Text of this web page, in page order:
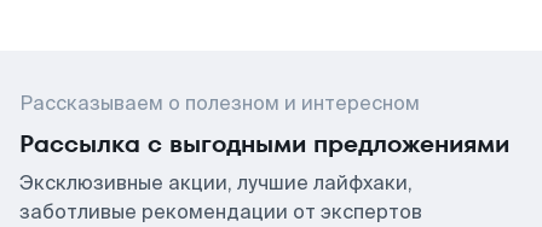
Рассказываем о полезном и интересном
Рассылка с выгодными предложениями
Эксклюзивные акции, лучшие лайфхаки,
заботливые рекомендации от экспертов